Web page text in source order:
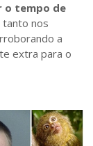
o tempo de
tanto nos
a
extra para o